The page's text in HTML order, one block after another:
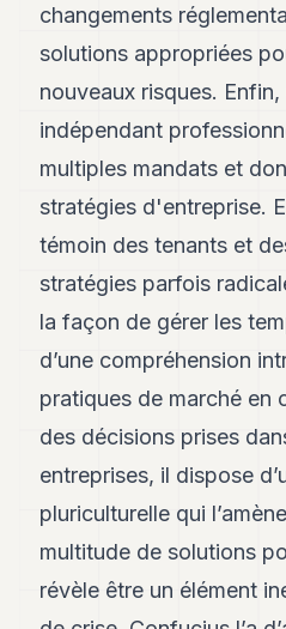
changements
solutions appropriées
nouveaux risques.
indépendant
multiples mandats et
stratégies d'entreprise.
témoin des tenants et
stratégies parfois
la façon de gérer les
d’une compréhension
pratiques de marché en
des décisions prises
entreprises, il dispose
pluriculturelle qui
multitude de solutions
révèle être un élément